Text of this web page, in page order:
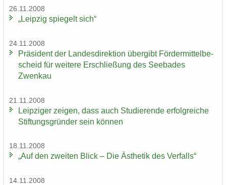
26.11.2008
„Leip­zig spie­gelt sich“
24.11.2008
Prä­si­dent der Lan­des­di­rek­ti­on über­gibt För­der­mit­tel­be­
scheid für wei­te­re Er­schlie­ßung des See­ba­des
Zwenkau
21.11.2008
Leip­zi­ger zei­gen, dass auch Stu­die­ren­de er­folg­rei­che
Stif­tungs­grün­der sein kön­nen
18.11.2008
„Auf den zwei­ten Blick – Die Äs­the­tik des Ver­falls“
14.11.2008